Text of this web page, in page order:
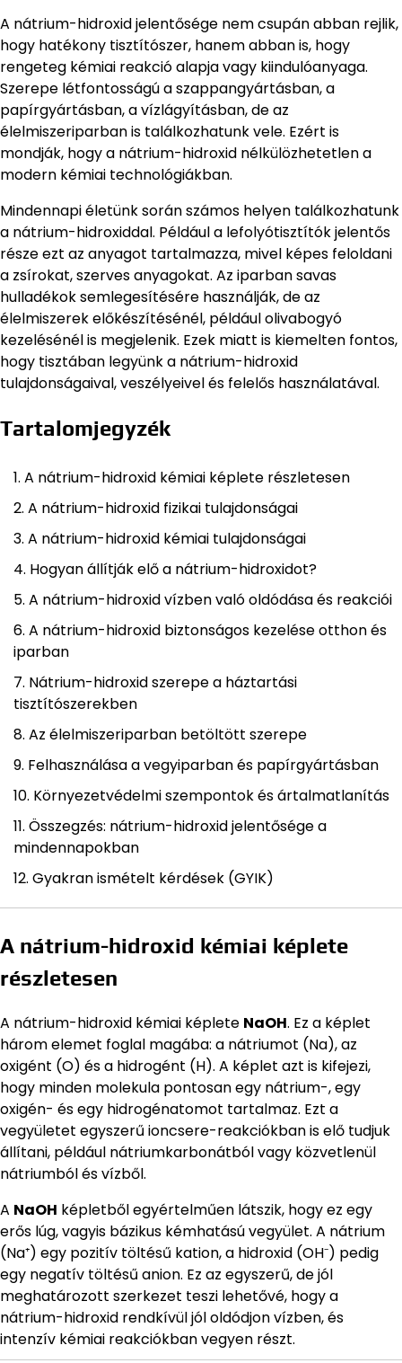
A nátrium-hidroxid jelentősége nem csupán abban rejlik,
hogy hatékony tisztítószer, hanem abban is, hogy
rengeteg kémiai reakció alapja vagy kiindulóanyaga.
Szerepe létfontosságú a szappangyártásban, a
papírgyártásban, a vízlágyításban, de az
élelmiszeriparban is találkozhatunk vele. Ezért is
mondják, hogy a nátrium-hidroxid nélkülözhetetlen a
modern kémiai technológiákban.
Mindennapi életünk során számos helyen találkozhatunk
a nátrium-hidroxiddal. Például a lefolyótisztítók jelentős
része ezt az anyagot tartalmazza, mivel képes feloldani
a zsírokat, szerves anyagokat. Az iparban savas
hulladékok semlegesítésére használják, de az
élelmiszerek előkészítésénél, például olivabogyó
kezelésénél is megjelenik. Ezek miatt is kiemelten fontos,
hogy tisztában legyünk a nátrium-hidroxid
tulajdonságaival, veszélyeivel és felelős használatával.
Tartalomjegyzék
A nátrium-hidroxid kémiai képlete részletesen
A nátrium-hidroxid fizikai tulajdonságai
A nátrium-hidroxid kémiai tulajdonságai
Hogyan állítják elő a nátrium-hidroxidot?
A nátrium-hidroxid vízben való oldódása és reakciói
A nátrium-hidroxid biztonságos kezelése otthon és
iparban
Nátrium-hidroxid szerepe a háztartási
tisztítószerekben
Az élelmiszeriparban betöltött szerepe
Felhasználása a vegyiparban és papírgyártásban
Környezetvédelmi szempontok és ártalmatlanítás
Összegzés: nátrium-hidroxid jelentősége a
mindennapokban
Gyakran ismételt kérdések (GYIK)
A nátrium-hidroxid kémiai képlete
részletesen
A nátrium-hidroxid kémiai képlete NaOH. Ez a képlet
három elemet foglal magába: a nátriumot (Na), az
oxigént (O) és a hidrogént (H). A képlet azt is kifejezi,
hogy minden molekula pontosan egy nátrium-, egy
oxigén- és egy hidrogénatomot tartalmaz. Ezt a
vegyületet egyszerű ioncsere-reakciókban is elő tudjuk
állítani, például nátriumkarbonátból vagy közvetlenül
nátriumból és vízből.
A NaOH képletből egyértelműen látszik, hogy ez egy
erős lúg, vagyis bázikus kémhatású vegyület. A nátrium
(Na⁺) egy pozitív töltésű kation, a hidroxid (OH⁻) pedig
egy negatív töltésű anion. Ez az egyszerű, de jól
meghatározott szerkezet teszi lehetővé, hogy a
nátrium-hidroxid rendkívül jól oldódjon vízben, és
intenzív kémiai reakciókban vegyen részt.